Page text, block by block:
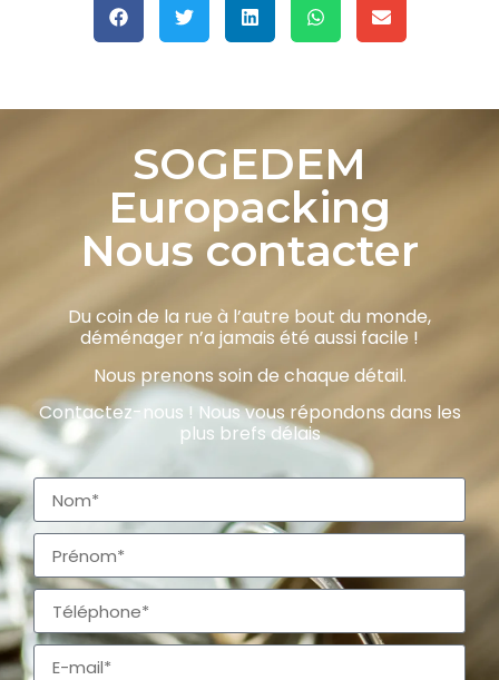
SOGEDEM
Europacking
Nous contacter
Du coin de la rue à l’autre bout du monde,
déménager n’a jamais été aussi facile !
Nous prenons soin de chaque détail.
Contactez-nous ! Nous vous répondons dans les
plus brefs délais